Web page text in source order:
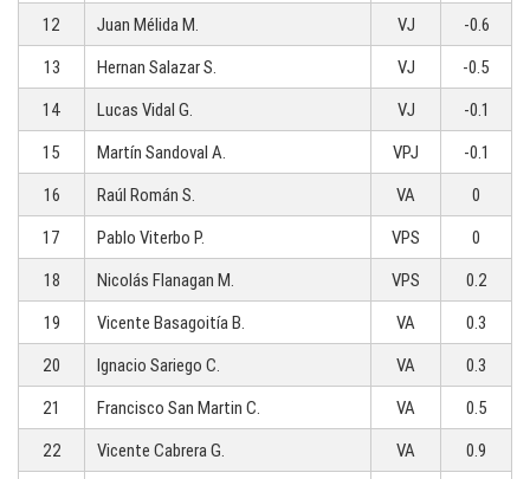
12
Juan Mélida M. VJ
-0.6
13
Hernan Salazar S. VJ
-0.5
14
Lucas Vidal G. VJ
-0.1
15
Martín Sandoval A. VPJ
-0.1
16
Raúl Román S. VA
0
17
Pablo Viterbo P. VPS
0
18
Nicolás Flanagan M. VPS
0.2
19
Vicente Basagoitía B. VA
0.3
20
Ignacio Sariego C. VA
0.3
21
Francisco San Martin C. VA
0.5
22
Vicente Cabrera G. VA
0.9